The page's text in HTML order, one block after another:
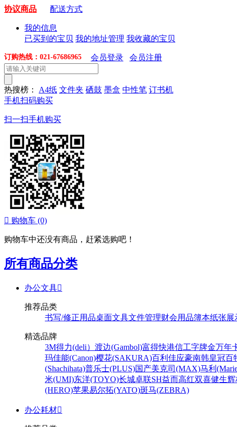
协议商品 配送方式
我的信息
已买到的宝贝 我的地址管理 我收藏的宝贝
订购热线：021-67686965 会员登录 会员注册
热搜榜： A4纸 文件夹 硒鼓 墨盒 中性笔 订书机
手机扫码购买
扫一扫手机购买
 购物车 (0)
购物车中还没有商品，赶紧选购吧！
所有商品分类
办公文具
推荐品类
书写/修正用品桌面文具文件管理财会用品簿本纸张展
精选品牌
3M得力(deli） 渡边(Gambol)富得快港信工字牌金万年
玛佳能(Canon)樱花(SAKURA)百利佳应豪南韩皇冠百
(Shachihata)普乐士(PLUS)国产美克司(MAX)马利
米(UMI)东洋(TOYO)长城卓联SH益而高红双喜健生辉
(HERO)苹果易尔拓(YATO)斑马(ZEBRA)
办公耗材